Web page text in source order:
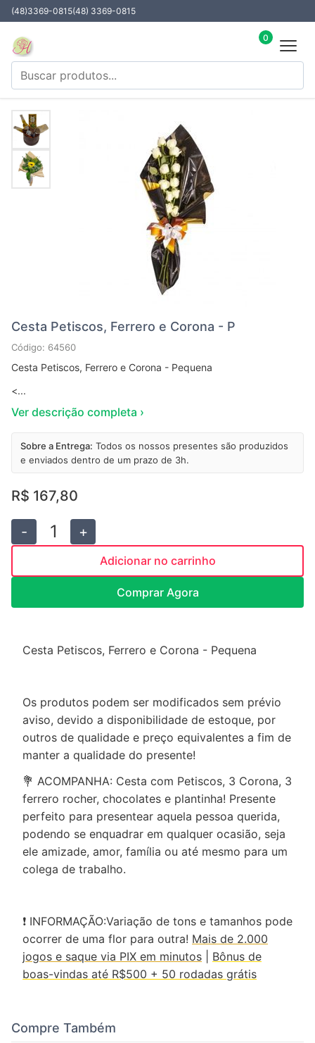
(48)3369-0815(48) 3369-0815
0
Cesta Petiscos, Ferrero e Corona - P
Código: 64560
Cesta Petiscos, Ferrero e Corona - Pequena
<...
Ver descrição completa ›
Sobre a Entrega: Todos os nossos presentes são produzidos
e enviados dentro de um prazo de 3h.
R$ 167,80
- 1 +
Adicionar no carrinho
Comprar Agora
Cesta Petiscos, Ferrero e Corona - Pequena
Os produtos podem ser modificados sem prévio
aviso, devido a disponibilidade de estoque, por
outros de qualidade e preço equivalentes a fim de
manter a qualidade do presente!
💐 ACOMPANHA: Cesta com Petiscos, 3 Corona, 3
ferrero rocher, chocolates e plantinha! Presente
perfeito para presentear aquela pessoa querida,
podendo se enquadrar em qualquer ocasião, seja
ele amizade, amor, família ou até mesmo para um
colega de trabalho.
❗ INFORMAÇÃO:Variação de tons e tamanhos pode
ocorrer de uma flor para outra! Mais de 2.000
jogos e saque via PIX em minutos
Bônus de
boas-vindas até R$500 + 50 rodadas grátis
Compre Também